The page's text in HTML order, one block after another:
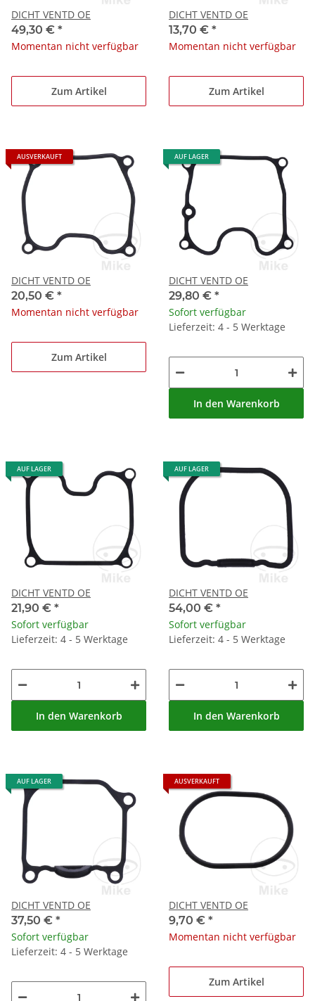
DICHT VENTD OE
49,30 € *
Momentan nicht verfügbar
Zum Artikel
DICHT VENTD OE
13,70 € *
Momentan nicht verfügbar
Zum Artikel
AUSVERKAUFT
DICHT VENTD OE
20,50 € *
Momentan nicht verfügbar
Zum Artikel
AUF LAGER
DICHT VENTD OE
29,80 € *
Sofort verfügbar
Lieferzeit: 4 - 5 Werktage
In den Warenkorb
AUF LAGER
DICHT VENTD OE
21,90 € *
Sofort verfügbar
Lieferzeit: 4 - 5 Werktage
In den Warenkorb
AUF LAGER
DICHT VENTD OE
54,00 € *
Sofort verfügbar
Lieferzeit: 4 - 5 Werktage
In den Warenkorb
AUF LAGER
DICHT VENTD OE
37,50 € *
Sofort verfügbar
Lieferzeit: 4 - 5 Werktage
AUSVERKAUFT
DICHT VENTD OE
9,70 € *
Momentan nicht verfügbar
Zum Artikel